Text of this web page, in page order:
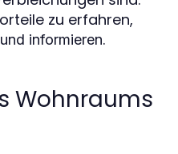
zu erfahren,
informieren.
Wohnraums